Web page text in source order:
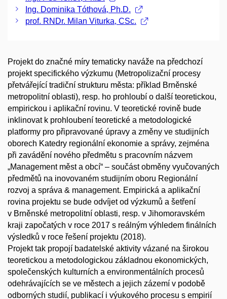
Ing. Dominika Tóthová, Ph.D.
prof. RNDr. Milan Viturka, CSc.
Projekt do značné míry tematicky naváže na předchozí
projekt specifického výzkumu (Metropolizační procesy
přetvářející tradiční strukturu města: příklad Brněnské
metropolitní oblasti), resp. ho prohloubí o další teoretickou,
empirickou i aplikační rovinu. V teoretické rovině bude
inklinovat k prohloubení teoretické a metodologické
platformy pro připravované úpravy a změny ve studijních
oborech Katedry regionální ekonomie a správy, zejména
při zavádění nového předmětu s pracovním názvem
„Management měst a obcí“ – součást obměny vyučovaných
předmětů na inovovaném studijním oboru Regionální
rozvoj a správa & management. Empirická a aplikační
rovina projektu se bude odvíjet od výzkumů a šetření
v Brněnské metropolitní oblasti, resp. v Jihomoravském
kraji započatých v roce 2017 s reálným výhledem finálních
výsledků v roce řešení projektu (2018).
Projekt tak propojí badatelské aktivity vázané na širokou
teoretickou a metodologickou základnou ekonomických,
společenských kulturních a environmentálních procesů
odehrávajících se ve městech a jejich zázemí v podobě
odborných studií, publikací i výukového procesu s empirií